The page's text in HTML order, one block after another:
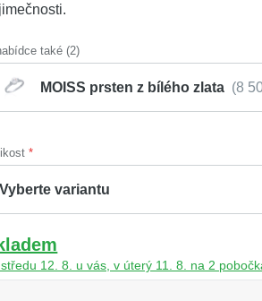
také (2)
MOISS prsten z bílého zlata 8
12. 8. u vás, v úterý 11. 8. na 2